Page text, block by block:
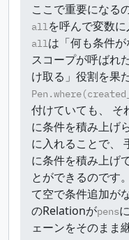
ここで重要になるの
allを呼んで変数に
allは「何も条件
スコープが呼ばれ
け取る」役割を果
付けていても、 そ
に条件を積み上げ
に入れることで、
に条件を積み上げ
とができるのです
て空で条件追加が
のRelationがpens
ェーンをそのまま